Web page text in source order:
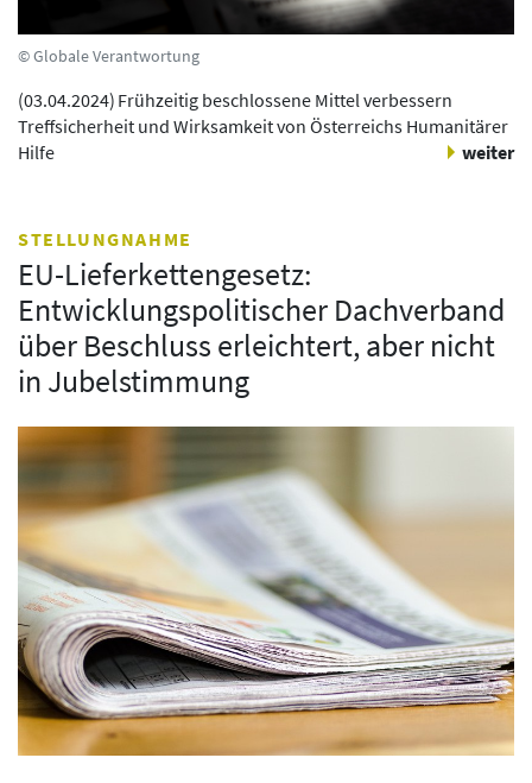
© Globale Verantwortung
(03.04.2024) Frühzeitig beschlossene Mittel verbessern
Treffsicherheit und Wirksamkeit von Österreichs Humanitärer
Hilfe
weiter
STELLUNGNAHME
EU-Lieferkettengesetz:
Entwicklungspolitischer Dachverband
über Beschluss erleichtert, aber nicht
in Jubelstimmung